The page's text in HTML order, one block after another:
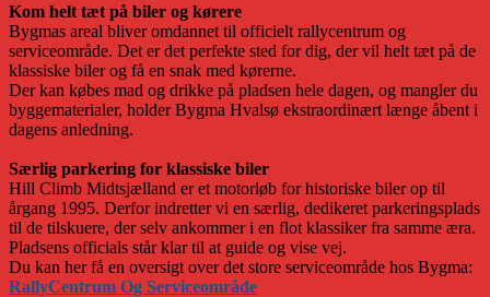
Kom helt tæt på biler og kørere
Bygmas areal bliver omdannet til officielt rallycentrum og
serviceområde. Det er det perfekte sted for dig, der vil helt tæt på de
klassiske biler og få en snak med kørerne.
Der kan købes mad og drikke på pladsen hele dagen, og mangler du
byggematerialer, holder Bygma Hvalsø ekstraordinært længe åbent i
dagens anledning.
Særlig parkering for klassiske biler
Hill Climb Midtsjælland er et motorløb for historiske biler op til
årgang 1995. Derfor indretter vi en særlig, dedikeret parkeringsplads
til de tilskuere, der selv ankommer i en flot klassiker fra samme æra.
Pladsens officials står klar til at guide og vise vej.
Du kan her få en oversigt over det store serviceområde hos Bygma:
RallyCentrum Og Serviceområde